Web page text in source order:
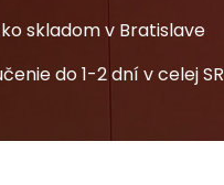
skladom v Bratislave
do 1-2 dní v celej SR